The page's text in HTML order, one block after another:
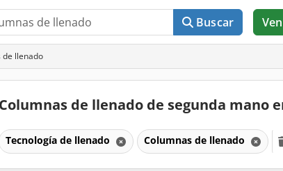
Buscar
de llenado
Columnas de llenado de segunda mano
Tecnología de llenado Columnas de llenado